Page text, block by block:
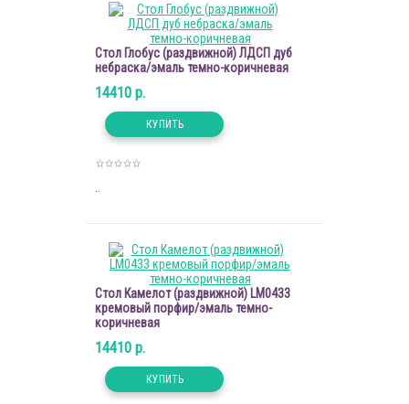
Стол Глобус (раздвижной) ЛДСП дуб
небраска/эмаль темно-коричневая
14410 р.
Стол Камелот (раздвижной) LM0433
кремовый порфир/эмаль темно-
коричневая
14410 р.